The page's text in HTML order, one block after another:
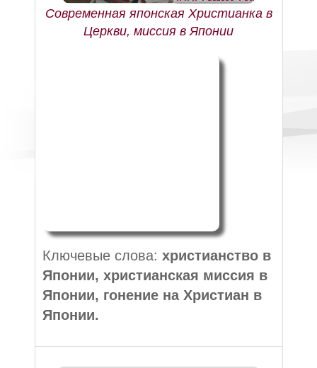
Современная японская Христианка в
Церкви, миссия в Японии
Ключевые слова: христианство в
Японии, христианская миссия в
Японии, гонение на Христиан в
Японии.